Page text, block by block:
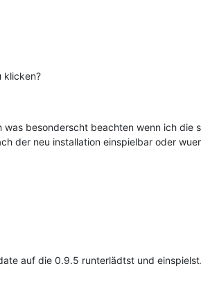
klicken?
besonderscht beachten wenn ich die
der neu installation einspielbar oder
auf die 0.9.5 runterlädtst und